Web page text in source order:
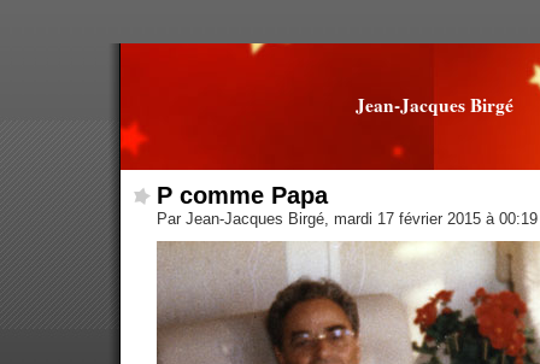
Jean-Jacques Birgé
P comme Papa
Par Jean-Jacques Birgé, mardi 17 février 2015 à